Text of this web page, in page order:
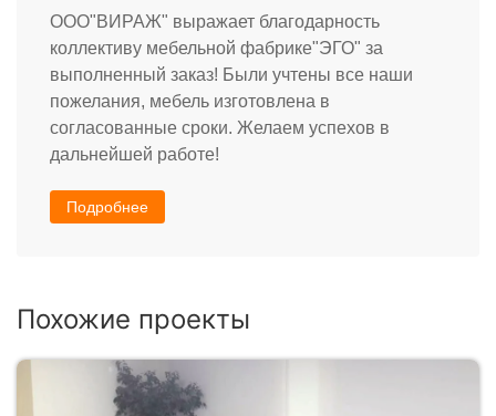
ООО"ВИРАЖ" выражает благодарность
коллективу мебельной фабрике"ЭГО" за
выполненный заказ! Были учтены все наши
пожелания, мебель изготовлена в
согласованные сроки. Желаем успехов в
дальнейшей работе!
Подробнее
Похожие проекты